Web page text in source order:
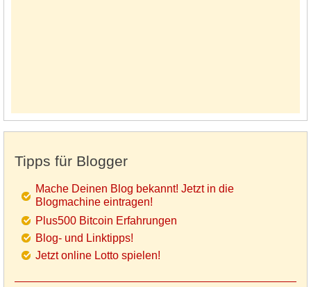
Tipps für Blogger
Mache Deinen Blog bekannt! Jetzt in die
Blogmachine eintragen!
Plus500 Bitcoin Erfahrungen
Blog- und Linktipps!
Jetzt online Lotto spielen!